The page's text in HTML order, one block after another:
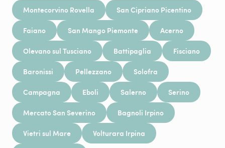
Montecorvino Rovella San Cipriano Picentino
Faiano San Mango Piemonte Acerno
Olevano sul Tusciano Battipaglia Fisciano
Baronissi Pellezzano Solofra
Campagna Eboli Salerno Serino
Mercato San Severino Bagnoli Irpino
Vietri sul Mare Volturara Irpina